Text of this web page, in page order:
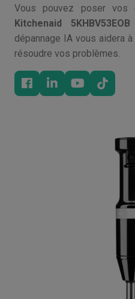
Vous pouvez poser vos
Kitchenaid 5KHBV53EOB
dépannage IA vous aidera
résoudre vos problèmes.